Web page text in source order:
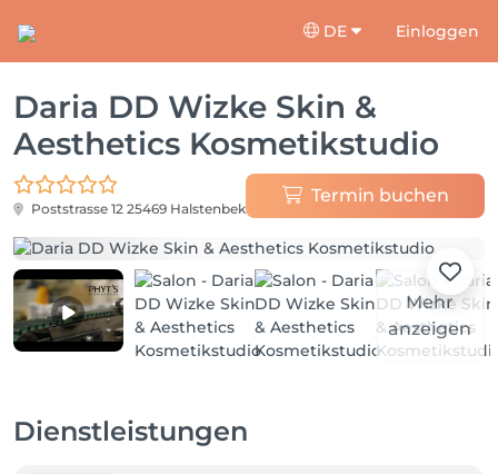
DE Einloggen
Daria DD Wizke Skin &
Aesthetics Kosmetikstudio
Poststrasse 12 25469 Halstenbek
Termin buchen
Mehr
anzeigen
Dienstleistungen